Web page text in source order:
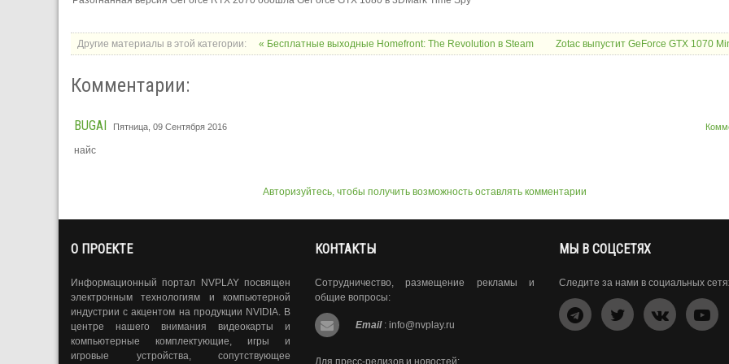
Другие материалы в этой категории: « Бесплатные выходные Homefront: The Revolution в Steam Zotac выпустит GeForce GTX 1070
Комментарии:
BUGAI Пятница, 09 Сентября 2016
найс
Авторизуйтесь, чтобы получить возможность оставлять комментарии
О ПРОЕКТЕ
Информационный портал NVPLAY посвящен
электронным технологиям и компьютерной
индустрии с акцентом на продукции NVIDIA. В
центре нашего внимания видеокарты и
компьютерные комплектующие, игры и
игровые устройства, сопутствующее
КОНТАКТЫ
Сотрудничество, размещение рекламы и
общие вопросы:
Email : info@nvplay.ru
Для пресс-релизов и новостей:
МЫ В СОЦСЕТЯХ
Следите за нами в социальных